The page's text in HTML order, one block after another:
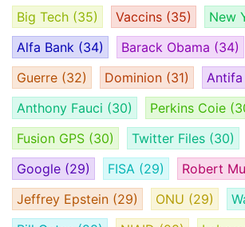
Big Tech (35) Vaccins (35) New
Alfa Bank (34) Barack Obama (34)
Guerre (32) Dominion (31) Antifa
Anthony Fauci (30) Perkins Coie
Fusion GPS (30) Twitter Files (30)
Google (29) FISA (29) Robert
Jeffrey Epstein (29) ONU (29)